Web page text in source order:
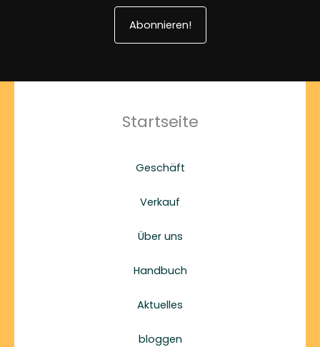
Abonnieren!
Startseite
Geschäft
Verkauf
Über uns
Handbuch
Aktuelles
bloggen